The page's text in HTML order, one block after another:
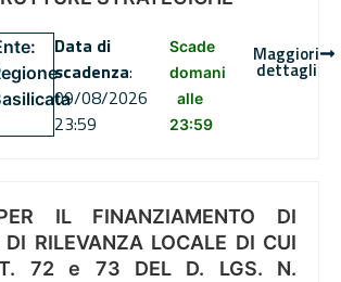
Data di
scadenza:
09/08/2026
23:59
Scade
domani
alle
23:59
Maggiori
dettagli
IL FINANZIAMENTO DI
DI RILEVANZA LOCALE DI CUI
72 e 73 DEL D. LGS. N.